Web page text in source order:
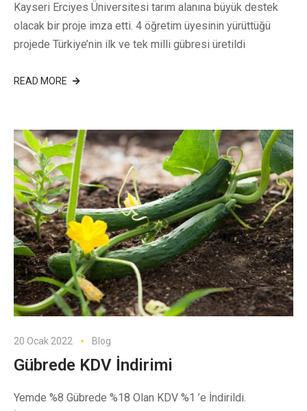
Kayseri Erciyes Üniversitesi tarım alanına büyük destek
olacak bir proje imza etti. 4 öğretim üyesinin yürüttüğü
projede Türkiye’nin ilk ve tek milli gübresi üretildi
READ MORE
20 Ocak 2022 Blog
Gübrede KDV İndirimi
Yemde %8 Gübrede %18 Olan KDV %1 ’e İndirildi.